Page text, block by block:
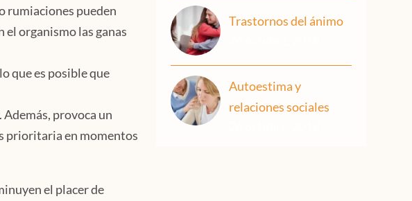
rumiaciones pueden
el organismo las ganas
que es posible que
provoca un
prioritaria en momentos
el placer de
Trastornos del ánimo
Autoestima y
relaciones sociales